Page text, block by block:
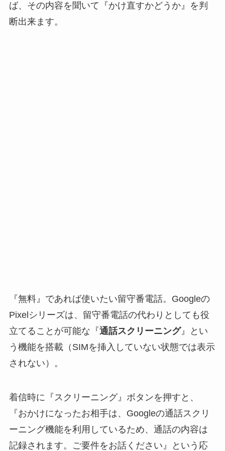
ば、その内容を聞いて『かけ直すかどうか』を判
断出来ます。
『無料』であれば使いたい留守番電話。Googleの
Pixelシリーズは、留守番電話の代わりとしても役
立てることが可能な『通話スクリーニング』とい
う機能を搭載（SIMを挿入していない状態では表示
されない）。
着信時に『スクリーニング』ボタンを押すと、
『おかけになったお相手は、Googleの通話スクリ
ーニング機能を利用しているため、通話の内容は
記録されます。ご要件をお話ください』という応